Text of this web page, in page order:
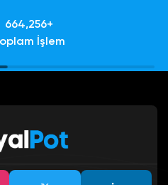
684,756+
İşlem